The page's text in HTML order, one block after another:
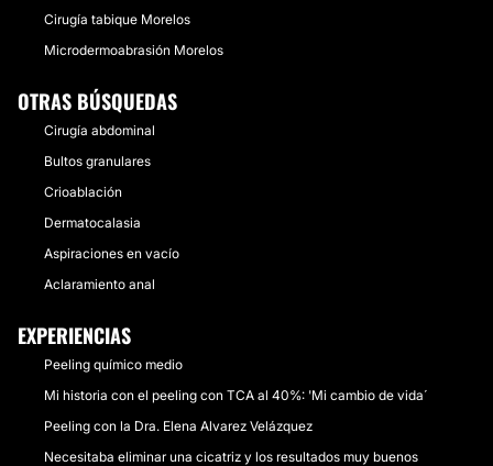
Cirugía tabique Morelos
Microdermoabrasión Morelos
OTRAS BÚSQUEDAS
Cirugía abdominal
Bultos granulares
Crioablación
Dermatocalasia
Aspiraciones en vacío
Aclaramiento anal
EXPERIENCIAS
Peeling químico medio
Mi historia con el peeling con TCA al 40%: 'Mi cambio de vida´
Peeling con la Dra. Elena Alvarez Velázquez
Necesitaba eliminar una cicatriz y los resultados muy buenos